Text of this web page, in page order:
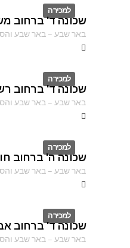
למכירה
ID
שכונה ד' ברחוב
באר שבע–באר שבע
למכירה
ID
שכונה ד' ברחוב
באר שבע–באר שבע
למכירה
ID
שכונה ה' ברחוב
באר שבע–באר שבע
למכירה
ID
שכונה ד' ברחוב
באר שבע–באר שבע